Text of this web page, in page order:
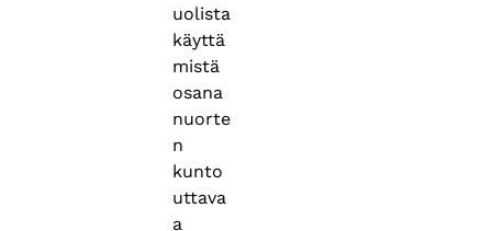
uolista
käyttä
mistä
osana
nuorte
n
kunto
uttava
a